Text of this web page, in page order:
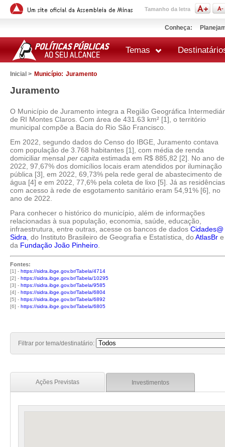
Tamanho da letra
Conheça:
Temas
Inicial > Município: Juramento
Juramento
O Município de Juramento integra a Região Geográfica
de RI Montes Claros. Com área de 431.63 km² [1], o território
municipal compõe a Bacia do Rio São Francisco.
Em 2022, segundo dados do Censo do IBGE, Juramento contava
com população de 3.768 habitantes [1], com média de renda
domiciliar mensal per capita estimada em R$ 885,82 [2]. No ano de
2022, 97,67% dos domicílios locais eram atendidos por iluminação
pública [3], em 2022, 69,73% pela rede geral de abastecimento de
água [4] e em 2022, 77,6% pela coleta de lixo [5]. Já as residências
com acesso à rede de esgotamento sanitário eram 54,91% [6], no
ano de 2022.
Para conhecer o histórico do município, além de informações
relacionadas à sua população, economia, saúde, educação,
infraestrutura, entre outras, acesse os bancos de dados Cidades@
Sidra , do Instituto Brasileiro de Geografia e Estatística, doAtlasBr e
da Fundação João Pinheiro
Fontes:
[1] - https://sidra.ibge.gov.br/Tabela/4714
[2] - https://sidra.ibge.gov.br/Tabela/10295
[3] - https://sidra.ibge.gov.br/Tabela/9585
[4] - https://sidra.ibge.gov.br/Tabela/6804
[5] - https://sidra.ibge.gov.br/Tabela/6892
[6] - https://sidra.ibge.gov.br/Tabela/6805
Filtrar por tema/destinatário:
Ações Previstas Investimentos